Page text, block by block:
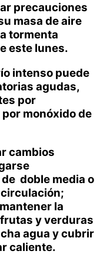
precauciones
masa de aire
tormenta
este lunes.
intenso puede
agudas,
por
monóxido de
cambios
doble media o
la
y verduras
agua y cubrir
caliente.